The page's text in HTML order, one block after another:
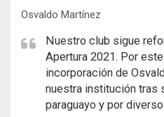
Osvaldo Martínez
Nuestro club sigue
Apertura 2021. Por
incorporación de
nuestra institución tras
paraguayo y por